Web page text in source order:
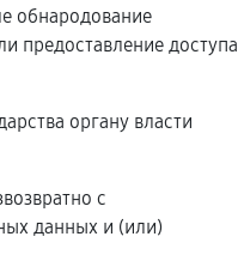
обнародование
предоставление доступа
органу власти
с
данных и (или)